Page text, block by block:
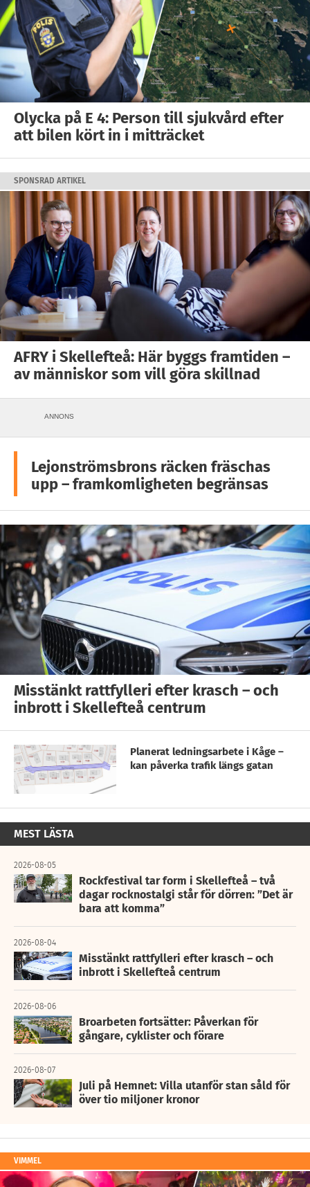
Olycka på E 4: Person till sjukvård efter
att bilen kört in i mitträcket
SPONSRAD ARTIKEL
AFRY i Skellefteå: Här byggs framtiden –
av människor som vill göra skillnad
ANNONS
Lejonströmsbrons räcken fräschas
upp – framkomligheten begränsas
Misstänkt rattfylleri efter krasch – och
inbrott i Skellefteå centrum
Planerat ledningsarbete i Kåge –
kan påverka trafik längs gatan
MEST LÄSTA
2026-08-05
Rockfestival tar form i Skellefteå – två
dagar rocknostalgi står för dörren: ”Det är
bara att komma”
2026-08-04
Misstänkt rattfylleri efter krasch – och
inbrott i Skellefteå centrum
2026-08-06
Broarbeten fortsätter: Påverkan för
gångare, cyklister och förare
2026-08-07
Juli på Hemnet: Villa utanför stan såld för
över tio miljoner kronor
VIMMEL